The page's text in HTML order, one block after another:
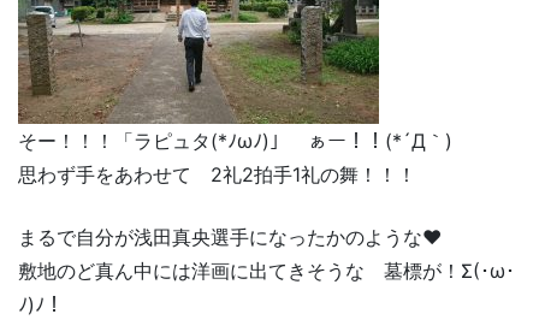
そー！！！「ラピュタ(*ﾉωﾉ)」 ぁー！！(*´Д｀)
思わず手をあわせて 2礼2拍手1礼の舞！！！
まるで自分が浅田真央選手になったかのような♥
敷地のど真ん中には洋画に出てきそうな 墓標が！Σ(･ω･
ﾉ)ﾉ！